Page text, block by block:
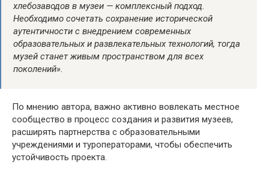
хлебозаводов в музеи — комплексный подход.
Необходимо сочетать сохранение исторической
аутентичности с внедрением современных
образовательных и развлекательных технологий, тогда
музей станет живым пространством для всех
поколений».
По мнению автора, важно активно вовлекать местное
сообщество в процесс создания и развития музеев,
расширять партнерства с образовательными
учреждениями и туроператорами, чтобы обеспечить
устойчивость проекта.